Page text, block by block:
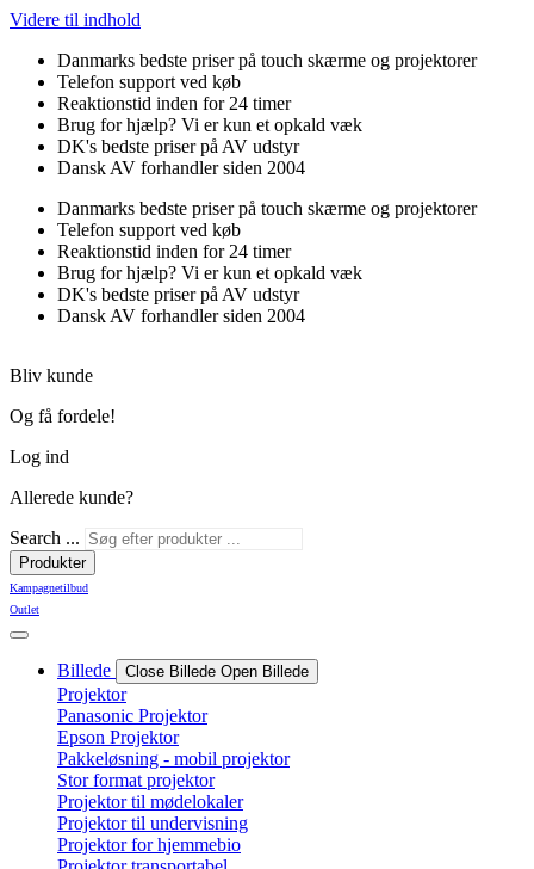
Videre til indhold
Danmarks bedste priser på touch skærme og projektorer
Telefon support ved køb
Reaktionstid inden for 24 timer
Brug for hjælp? Vi er kun et opkald væk
DK's bedste priser på AV udstyr
Dansk AV forhandler siden 2004
Danmarks bedste priser på touch skærme og projektorer
Telefon support ved køb
Reaktionstid inden for 24 timer
Brug for hjælp? Vi er kun et opkald væk
DK's bedste priser på AV udstyr
Dansk AV forhandler siden 2004
Bliv kunde
Og få fordele!
Log ind
Allerede kunde?
Search ...
Produkter
Kampagnetilbud
Outlet
Billede Close Billede Open Billede
Projektor
Panasonic Projektor
Epson Projektor
Pakkeløsning - mobil projektor
Stor format projektor
Projektor til mødelokaler
Projektor til undervisning
Projektor for hjemmebio